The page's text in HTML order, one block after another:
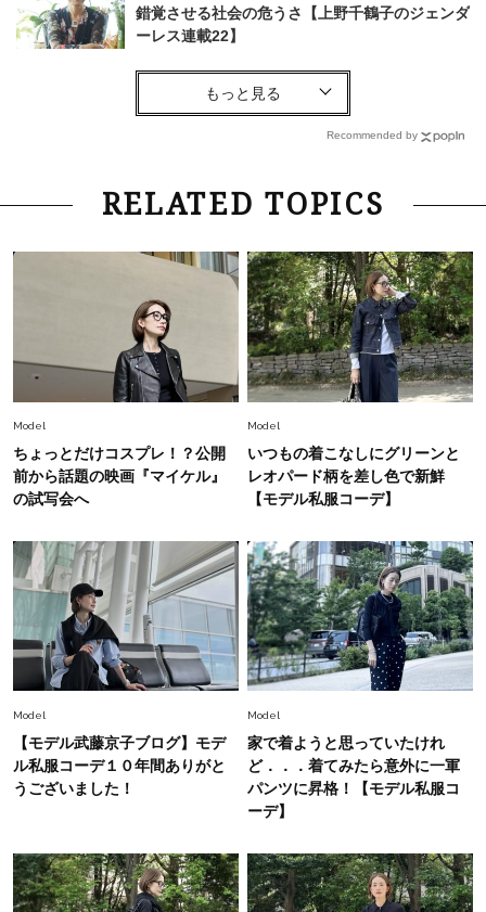
錯覚させる社会の危うさ【上野千鶴子のジェンダ
ーレス連載22】
Lifestyle
梅宮アンナさん 電撃婚から1年、家族の価値観
を育み中「理想の暮らしよりも今の心地よさを選
Fashion 2026.6.12
中村ゆりさん「40代になり、やっと“仕事以外の
Fashion
白黒でもこんなに華やぐ！40代、夏の「甘めト
ップス×パンツ」コーデ〈3選〉
40代の夏通勤はこれ１着！「きちんと感」も
「オシャレ」も整うトレンドトップス〈4選〉
Fashion
初夏はこれさえあれば！40代は【淡色ワンピ】
で即涼しげ＆上品見え〈3選〉
Fashion 2026.8.5
オシャレ40代の【ワンピ＆オールインワン】最
旬着こなし3選。地味見え回避のコツは「バッグ
Fashion 2026.7.31
【40代のTシャツコーデ】超ビッグサイズ×きれ
いめハーフパンツでモードに昇華
Fashion 2026.6.25
毎日忙しい40代が頼れる！無難に見えない【ひ
Recommended by
RELATED TOPICS
Model
ちょっとだけコスプレ！？公開
前から話題の映画『マイケル』
の試写会へ
Model
いつもの着こなしにグリーンと
レオパード柄を差し色で新鮮
【モデル私服コーデ】
Model
【モデル武藤京子ブログ】モデ
ル私服コーデ１０年間ありがと
うございました！
Model
家で着ようと思っていたけれ
ど．．．着てみたら意外に一軍
パンツに昇格！【モデル私服コ
ーデ】